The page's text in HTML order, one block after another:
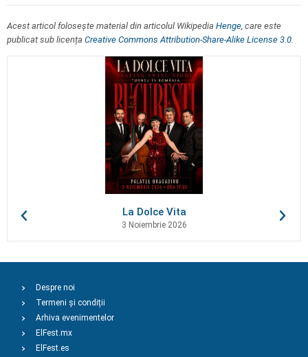
Acest articol folosește material din articolul Wikipedia Henge, care este
publicat sub licența Creative Commons Attribution-Share-Alike License 3.0.
La Dolce Vita
3 Noiembrie 2026
Despre noi
Termeni și condiții
Arhiva evenimentelor
ElFest.mx
ElFest.es